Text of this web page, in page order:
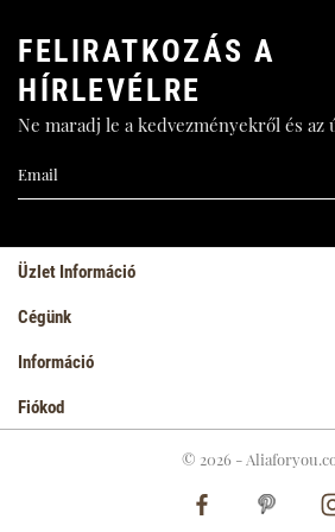
FELIRATKOZÁS A
HÍRLEVÉLRE
Ne maradj le a kedvezményekről és az
Üzlet Információ
Cégünk
Információ
Fiókod
© 2026 -